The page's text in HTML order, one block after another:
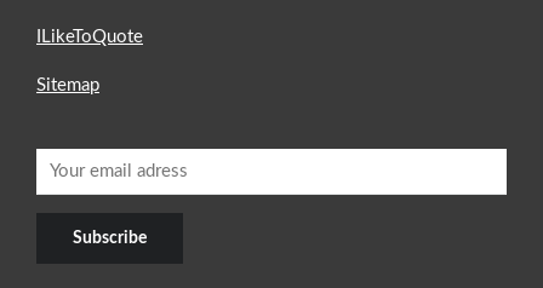
ILikeToQuote
Sitemap